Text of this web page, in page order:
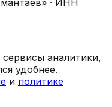
· ИНН
аналитики,
удобнее.
и политике